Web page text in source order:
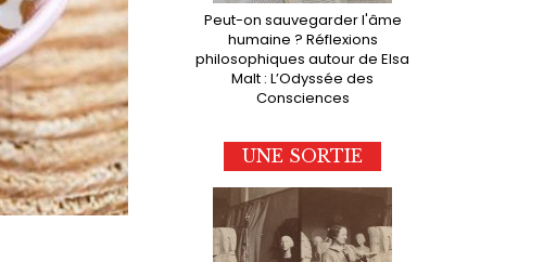
Peut-on sauvegarder l'âme
humaine ? Réflexions
philosophiques autour de Elsa
Malt : L’Odyssée des
Consciences
UNE SORTIE